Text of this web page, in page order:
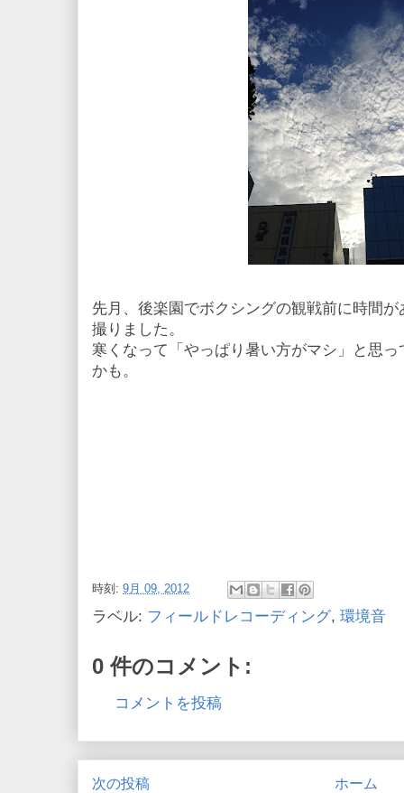
先月、後楽園でボクシングの観戦前に時間
撮りました。
寒くなって「やっぱり暑い方がマシ」と思
かも。
時刻: 9月 09, 2012
ラベル: フィールドレコーディング, 環境音
0 件のコメント:
コメントを投稿
次の投稿 ホーム